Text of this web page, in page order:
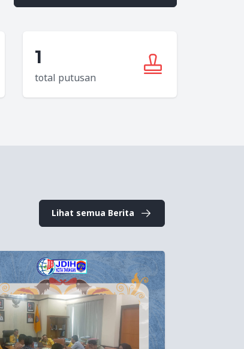
1
total putusan
Lihat semua Berita